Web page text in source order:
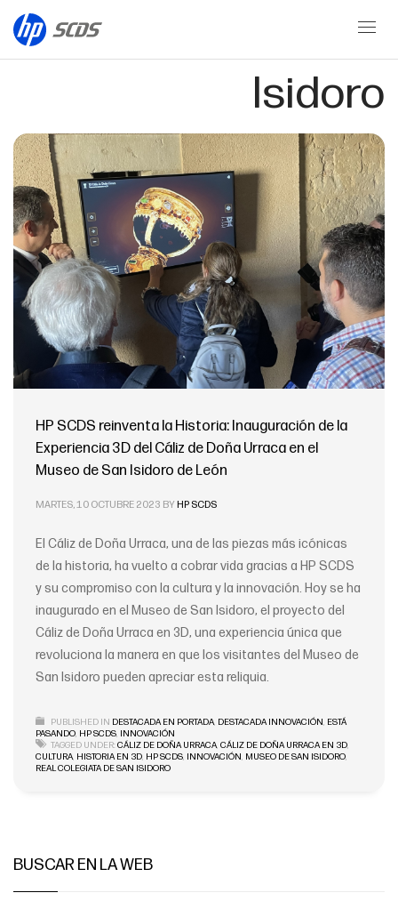
Museo de San
Isidoro
HP SCDS reinventa la Historia: Inauguración de la
Experiencia 3D del Cáliz de Doña Urraca en el
Museo de San Isidoro de León
MARTES, 10 OCTUBRE 2023 BYHP SCDS
El Cáliz de Doña Urraca, una de las piezas más icónicas
de la historia, ha vuelto a cobrar vida gracias a HP SCDS
y su compromiso con la cultura y la innovación. Hoy se ha
inaugurado en el Museo de San Isidoro, el proyecto del
Cáliz de Doña Urraca en 3D, una experiencia única que
revoluciona la manera en que los visitantes del Museo de
San Isidoro pueden apreciar esta reliquia.
PUBLISHED IN DESTACADA EN PORTADA, DESTACADA INNOVACIÓN, ESTÁ
PASANDO, HP SCDS, INNOVACIÓN
TAGGED UNDER:CÁLIZ DE DOÑA URRACA, CÁLIZ DE DOÑA URRACA EN 3D,
CULTURA, HISTORIA EN 3D, HP SCDS, INNOVACIÓN, MUSEO DE SAN ISIDORO,
REAL COLEGIATA DE SAN ISIDORO
BUSCAR EN LA WEB